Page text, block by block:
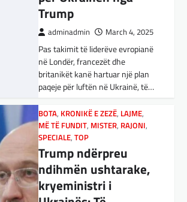
Trump
adminadmin March 4, 2025
Pas takimit të liderëve evropianë
në Londër, francezët dhe
britanikët kanë hartuar një plan
paqeje për luftën në Ukrainë, të…
BOTA, KRONIKË E ZEZË, LAJME,
MË TË FUNDIT, MISTER, RAJONI,
SPECIALE,TOP
Trump ndërpreu
ndihmën ushtarake,
kryeministri i
Kuvendi i Lezhës dhe
konteksti aktual
gjeopolitik i
shqiptarëve
adminadmin March 3, 2025
Kuvendi i Lezhës i vitit 1444
është një ngjarje historike që
edhe sot prodhon mesazhe
rëndësishme për kombin
shqiptar. Ky…
BOTA,KULTURË,LAJME,
MË TË FUNDIT OPINIONE ,RAJONI
SPECIALE,TOP